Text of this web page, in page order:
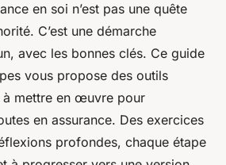
en soi n’est pas une quête
C’est une démarche
avec les bonnes clés. Ce guide
vous propose des outils
mettre en œuvre pour
en assurance. Des exercices
profondes, chaque étape